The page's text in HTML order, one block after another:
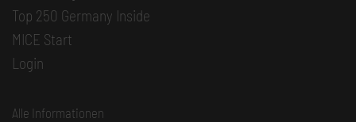
Top 250 Germany Inside
MICE Start
Login
Alle Informationen